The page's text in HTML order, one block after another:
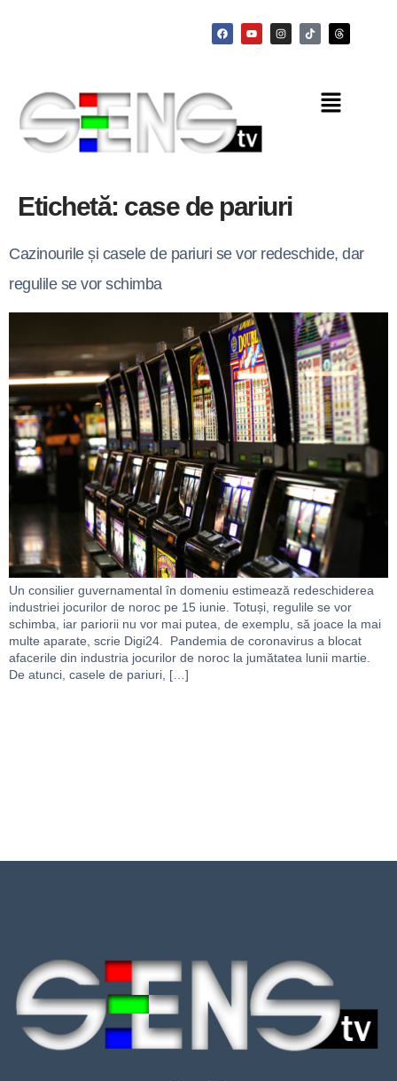
Etichetă: case de pariuri
Cazinourile și casele de pariuri se vor redeschide, dar
regulile se vor schimba
Un consilier guvernamental în domeniu estimează redeschiderea
industriei jocurilor de noroc pe 15 iunie. Totuși, regulile se vor
schimba, iar pariorii nu vor mai putea, de exemplu, să joace la mai
multe aparate, scrie Digi24. Pandemia de coronavirus a blocat
afacerile din industria jocurilor de noroc la jumătatea lunii martie.
De atunci, casele de pariuri, […]